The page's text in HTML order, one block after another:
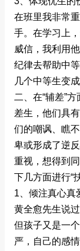
在班里我非常
手。在学习上
威信，我利用
纪律去帮助中
几个中等生变
二、在“辅差”方
差生，他们具
们的嘲讽、瞧
卑或形成了逆
重视，想得到
下几方面进行“
1、倾注真心真
黄全愈先生说
但孩子又是一
严，自己的感